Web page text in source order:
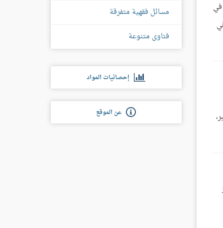
في
مسائل فقهية متفرقة
فتاوى متنوعة
إحصائيات المواد
عن الموقع